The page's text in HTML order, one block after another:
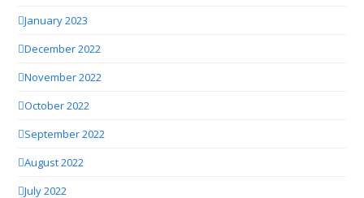
January 2023
December 2022
November 2022
October 2022
September 2022
August 2022
July 2022